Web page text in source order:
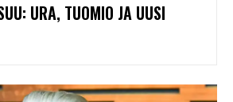
URA, TUOMIO JA UUSI